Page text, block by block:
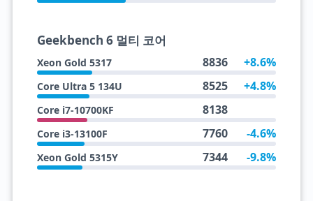
Geekbench 6 멀티 코어
Xeon Gold 5317 8836 +8.6%
Core Ultra 5 134U 8525 +4.8%
Core i7-10700KF 8138
Core i3-13100F 7760 -4.6%
Xeon Gold 5315Y 7344 -9.8%